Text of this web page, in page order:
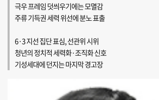
극우 프레임 덧씌우기에는 모멸감
주류 기득권 세력 위선에 분노 표출
6·3 지선 집단 표심, 선관위 시위
청년의 정치적 세력화·조직화 신호
기성세대에 던지는 마지막 경고장